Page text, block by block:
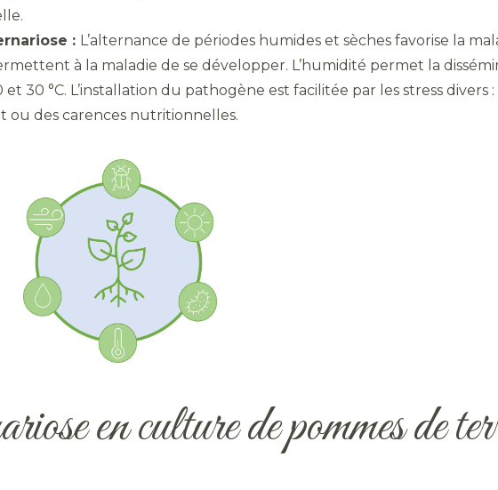
: L’alternance de périodes humides et sèches favorise la
à la maladie de se développer. L’humidité permet la
30 °C. L’installation du pathogène est facilitée par les stress divers :
ou des carences nutritionnelles.
en culture de pommes de